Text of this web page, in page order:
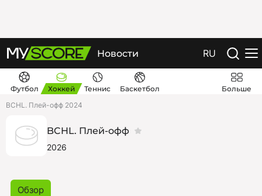
Новости RU
Футбол Хоккей Теннис Баскетбол
Больше
BCHL. Плей-офф 2024
BCHL. Плей-офф
2026
Обзор